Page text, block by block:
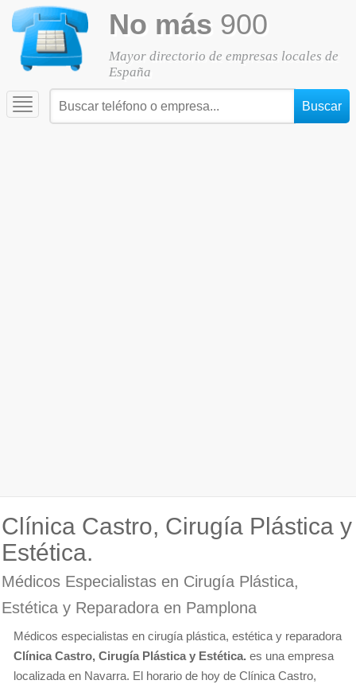
No más 900
Mayor directorio de empresas locales de
España
Toggle
navigation
Clínica Castro, Cirugía Plástica y
Estética.
Médicos Especialistas en Cirugía Plástica,
Estética y Reparadora en Pamplona
Médicos especialistas en cirugía plástica, estética y reparadora
Clínica Castro, Cirugía Plástica y Estética. es una empresa
localizada en Navarra. El horario de hoy de Clínica Castro,